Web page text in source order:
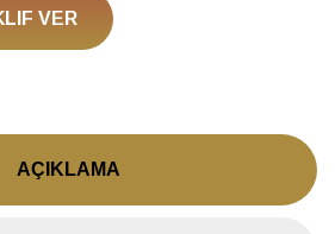
VER
AÇIKLAMA